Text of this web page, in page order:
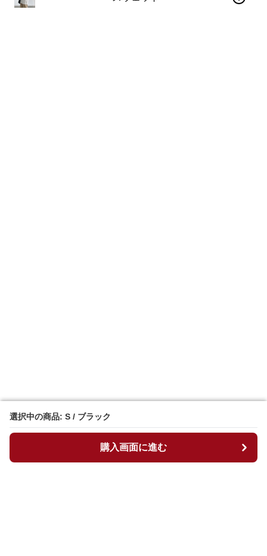
選択中の商品: S / ブラック
購入画面に進む
選択中の商品: S / ブラック
購入画面に進む